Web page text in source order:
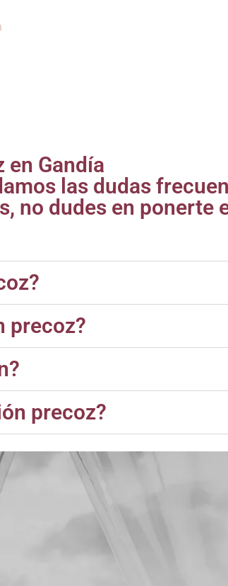
en Gandía
las dudas
no dudes en ponerte
precoz?
precoz?